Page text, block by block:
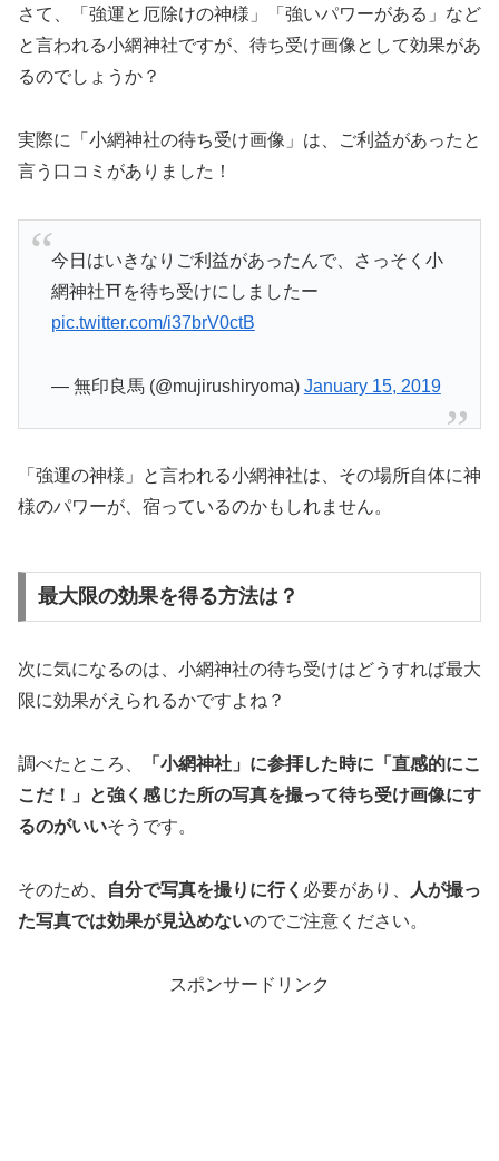
さて、「強運と厄除けの神様」「強いパワーがある」など
と言われる小網神社ですが、待ち受け画像として効果があ
るのでしょうか？
実際に「小網神社の待ち受け画像」は、ご利益があったと
言う口コミがありました！
今日はいきなりご利益があったんで、さっそく小
網神社⛩を待ち受けにしましたー
pic.twitter.com/i37brV0ctB
— 無印良馬 (@mujirushiryoma) January 15, 2019
「強運の神様」と言われる小網神社は、その場所自体に神
様のパワーが、宿っているのかもしれません。
最大限の効果を得る方法は？
次に気になるのは、小網神社の待ち受けはどうすれば最大
限に効果がえられるかですよね？
調べたところ、
「小網神社」に参拝した時に「直感的にこ
こだ！」と強く感じた所の写真を撮って待ち受け画像にす
るのがいいそうです。
そのため、 自分で写真を撮りに行く 必要があり、
人が撮っ
た写真では効果が見込めないのでご注意ください。
スポンサードリンク